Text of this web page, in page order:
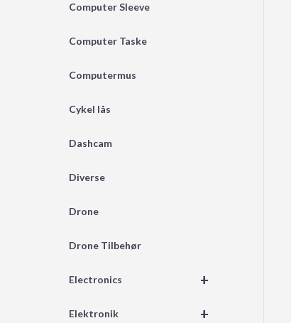
Computer Sleeve
Computer Taske
Computermus
Cykel lås
Dashcam
Diverse
Drone
Drone Tilbehør
+
Electronics
+
Elektronik